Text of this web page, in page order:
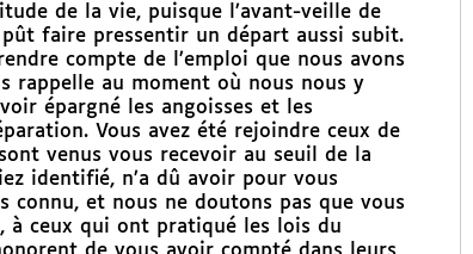
de la vie, puisque l’avant-veille de
faire pressentir un départ aussi subit.
compte de l’emploi que nous avons
rappelle au moment où nous nous y
épargné les angoisses et les
Vous avez été rejoindre ceux de
venus vous recevoir au seuil de la
identifié, n’a dû avoir pour vous
connu, et nous ne doutons pas que vous
à ceux qui ont pratiqué les lois du